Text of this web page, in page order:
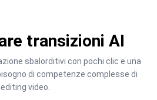
transizioni AI
sbalorditivi con pochi clic e una
di competenze complesse di
editing video.